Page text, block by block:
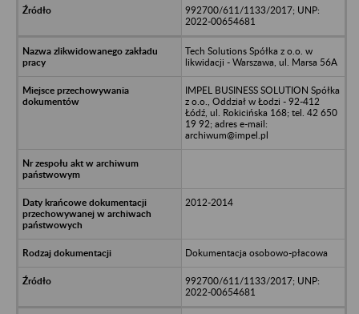
992700/611/1133/2017; UNP:
2022-00654681
Tech Solutions Spółka z o.o. w
likwidacji - Warszawa, ul. Marsa 56A
IMPEL BUSINESS SOLUTION Spółka
z o.o., Oddział w Łodzi - 92-412
Łódź, ul. Rokicińska 168; tel. 42 650
19 92; adres e-mail:
archiwum@impel.pl
2012-2014
Dokumentacja osobowo-płacowa
992700/611/1133/2017; UNP:
2022-00654681